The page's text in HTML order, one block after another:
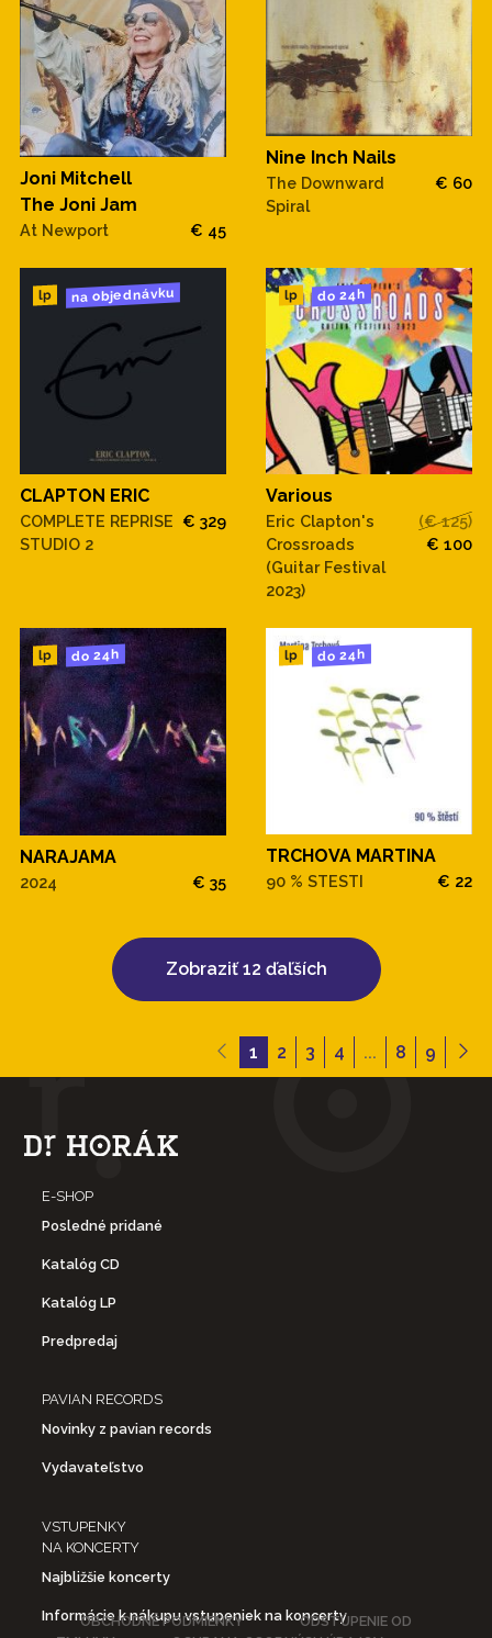
Joni Mitchell
The Joni Jam
At Newport € 45
Nine Inch Nails
The Downward
Spiral
€ 60
lp na objednávku
CLAPTON ERIC
COMPLETE REPRISE
STUDIO 2
€ 329
lp do 24h
Various
Eric Clapton's
Crossroads
(Guitar Festival
2023)
(€ 125)
€ 100
lp do 24h
NARAJAMA
2024 € 35
lp do 24h
TRCHOVA MARTINA
90 % STESTI € 22
Zobraziť 12 ďaľších
1 2 3 4 ... 8 9
E-SHOP
Posledné pridané
Katalóg CD
Katalóg LP
Predpredaj
PAVIAN RECORDS
Novinky z pavian records
Vydavateľstvo
VSTUPENKY
NA KONCERTY
Najbližšie koncerty
Informácie k nákupu vstupeniek na koncerty
OBCHODNÉ PODMIENKY
ODSTÚPENIE OD